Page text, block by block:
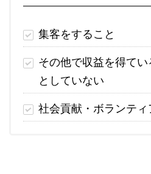
集客をすること
その他で収益を得て
としていない
社会貢献・ボランティ